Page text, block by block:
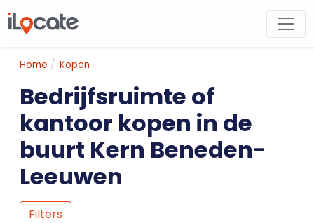
Home Kopen
Bedrijfsruimte of
kantoor kopen in de
buurt Kern Beneden-
Leeuwen
Filters